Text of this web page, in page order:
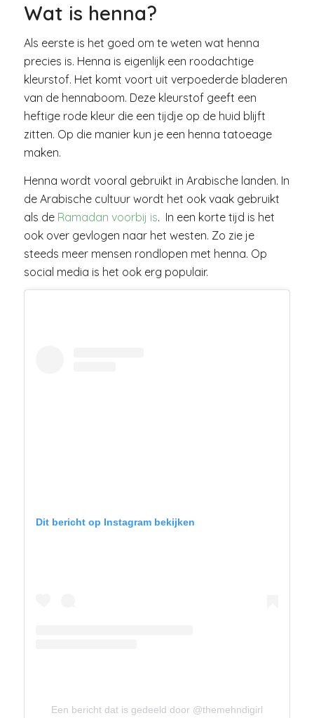
Wat is henna?
Als eerste is het goed om te weten wat henna
precies is. Henna is eigenlijk een roodachtige
kleurstof. Het komt voort uit verpoederde bladeren
van de hennaboom. Deze kleurstof geeft een
heftige rode kleur die een tijdje op de huid blijft
zitten. Op die manier kun je een henna tatoeage
maken.
Henna wordt vooral gebruikt in Arabische landen. In
de Arabische cultuur wordt het ook vaak gebruikt
als de Ramadan voorbij is. In een korte tijd is het
ook over gevlogen naar het westen. Zo zie je
steeds meer mensen rondlopen met henna. Op
social media is het ook erg populair.
Dit bericht op Instagram bekijken
Een bericht dat is gedeeld door @themehndigirl